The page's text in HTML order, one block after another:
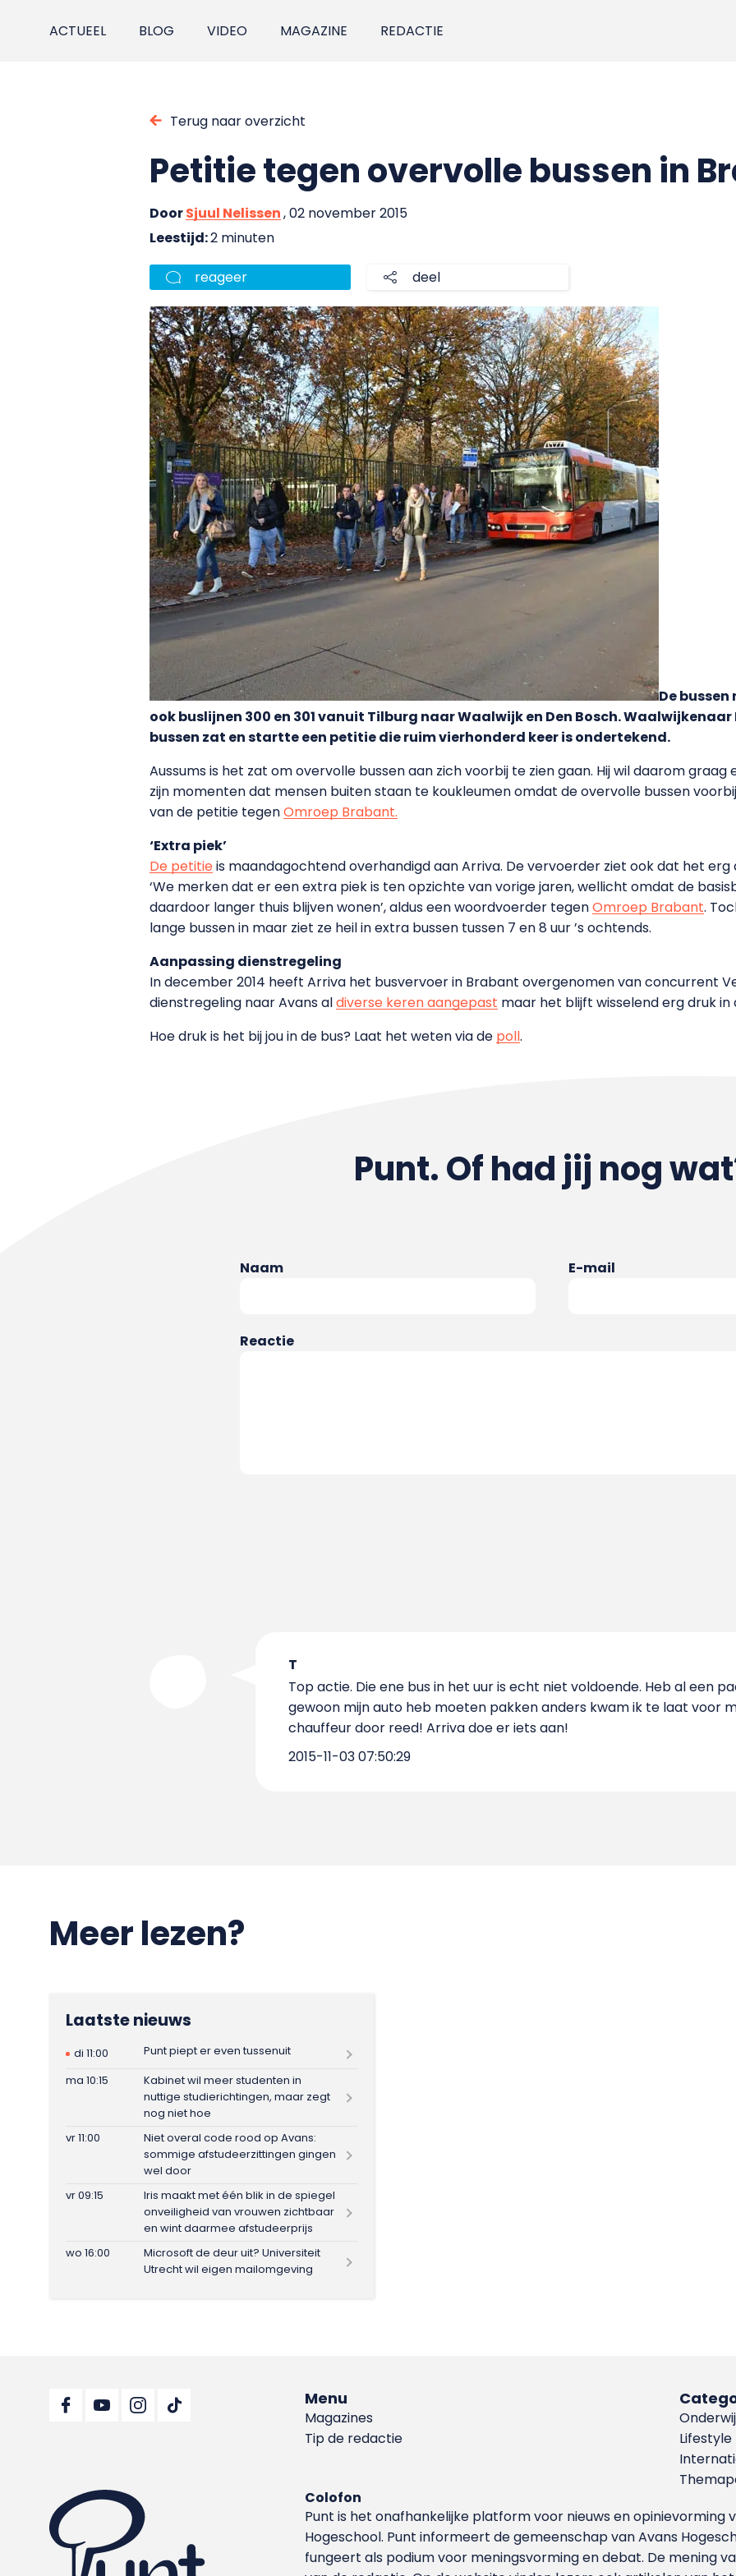
ACTUEEL BLOG VIDEO MAGAZINE REDACTIE
Terug naar overzicht
Petitie tegen overvolle bussen in
DoorSjuul Nelissen, 02 november 2015
Leestijd:2 minuten
reageer deel
De
ook buslijnen 300 en 301 vanuit Tilburg naar Waalwijk en Den Bosch.
bussen zat en startte een petitie die ruim vierhonderd keer is ondertekend.
Aussums is het zat om overvolle bussen aan zich voorbij te zien gaan. Hij wil daarom graag
zijn momenten dat mensen buiten staan te koukleumen omdat de overvolle bussen
van de petitie tegenOmroep Brabant.
‘Extra piek’
De petitieis maandagochtend overhandigd aan Arriva. De vervoerder ziet ook dat het erg
‘We merken dat er een extra piek is ten opzichte van vorige jaren, wellicht omdat de
daardoor langer thuis blijven wonen’, aldus een woordvoerder tegenOmroep Brabant.
lange bussen in maar ziet ze heil in extra bussen tussen 7 en 8 uur ’s ochtends.
Aanpassing dienstregeling
In december 2014 heeft Arriva het busvervoer in Brabant overgenomen van concurrent
dienstregeling naar Avans aldiverse keren aangepast maar het blijft wisselend erg druk in
Hoe druk is het bij jou in de bus? Laat het weten via de poll.
Punt. Of had jij nog
Naam E-mail
Reactie
T
Top actie. Die ene bus in het uur is echt niet voldoende. Heb al een
gewoon mijn auto heb moeten pakken anders kwam ik te laat voor
chauffeur door reed! Arriva doe er iets aan!
2015-11-03 07:50:29
Meer lezen?
Laatste nieuws
di 11:00
Punt piept er even tussenuit
ma 10:15
Kabinet wil meer studenten in
nuttige studierichtingen, maar zegt
nog niet hoe
vr 11:00
Niet overal code rood op Avans:
sommige afstudeerzittingen gingen
wel door
vr 09:15
Iris maakt met één blik in de spiegel
onveiligheid van vrouwen zichtbaar
en wint daarmee afstudeerprijs
wo 16:00
Microsoft de deur uit? Universiteit
Utrecht wil eigen mailomgeving
Menu
Magazines
Tip de redactie
Lifestyle
Colofon
Punt is het onafhankelijke platform voor nieuws en
Hoge­school. Punt informeert de gemeenschap van Avans
fungeert als podium voor meningsvorming en debat. De mening